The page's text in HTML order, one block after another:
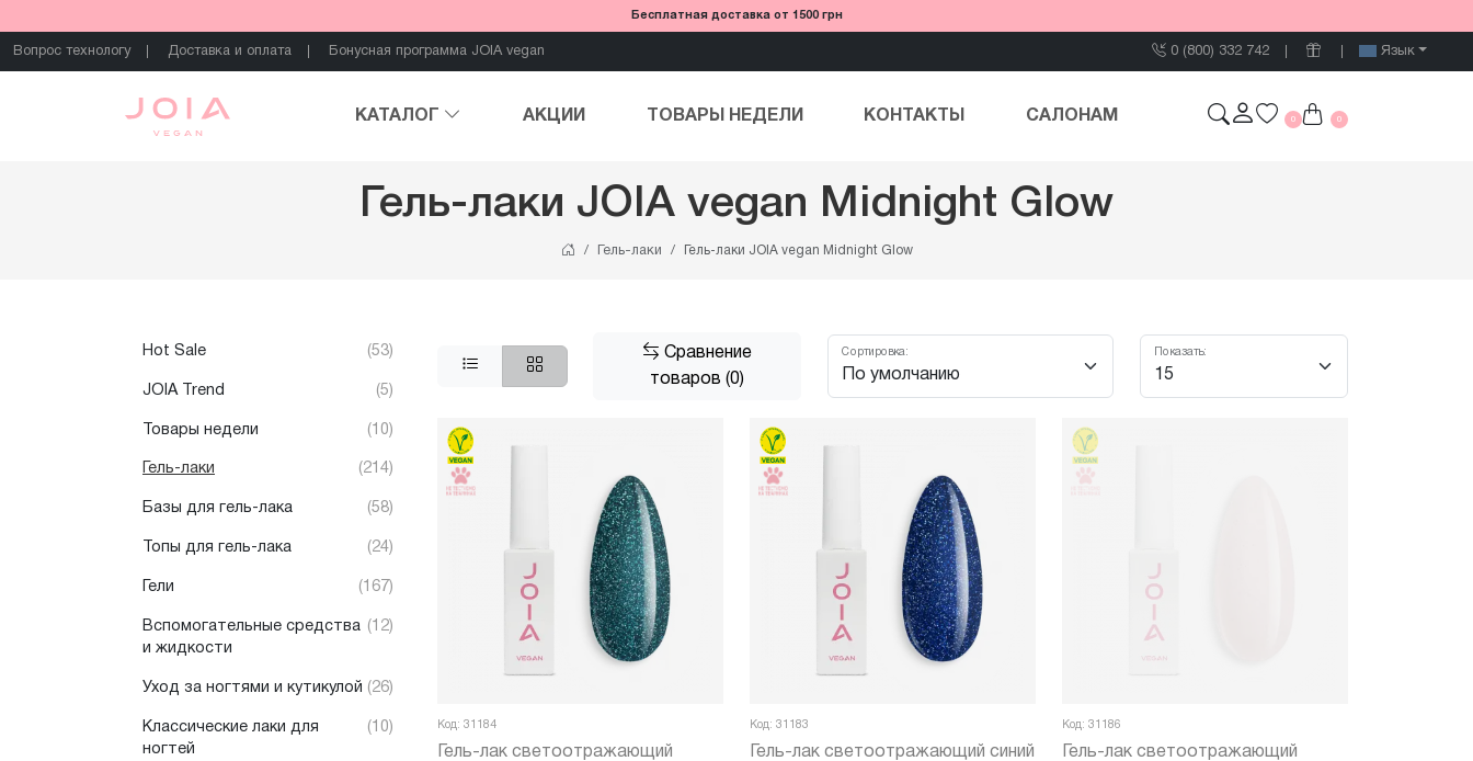
Бесплатная доставка от 1500 грн
Вопрос технологу Доставка и оплата Бонусная программа JOIA vegan 0 (800) 332 742 Язык
КАТАЛОГ АКЦИИ ТОВАРЫ НЕДЕЛИ КОНТАКТЫ САЛОНАМ 0 0
Гель-лаки JOIA vegan Midnight Glow
Гель-лаки Гель-лаки JOIA vegan Midnight Glow
Hot Sale (53)
JOIA Trend (5)
Товары недели (10)
Гель-лаки (214)
Базы для гель-лака (58)
Топы для гель-лака (24)
Гели (167)
Вспомогательные средства
и жидкости
(12)
Уход за ногтями и кутикулой (26)
Классические лаки для
ногтей
(10)
Сравнение
товаров (0)
Сортировка: Показать:
Код: 31184
Гель-лак светоотражающий
Код: 31183
Гель-лак светоотражающий синий
Код: 31186
Гель-лак светоотражающий